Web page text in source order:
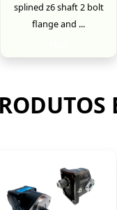
splined z6 shaft 2 bolt
flange and ...